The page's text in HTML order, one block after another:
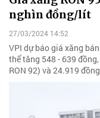
nghìn đồng/lít
27/03/2024 14:52
VPI dự báo giá xăng
thể tăng 548 - 639
RON 92) và 24.919